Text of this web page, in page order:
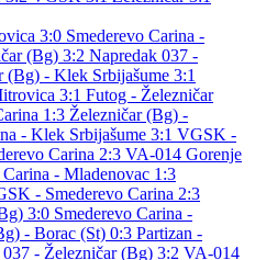
3:0 Smederevo Carina -
(Bg) 3:2 Napredak 037 -
(Bg) - Klek Srbijašume 3:1
3:1 Futog - Železničar
1:3 Železničar (Bg) -
- Klek Srbijašume 3:1 VGSK -
Carina 2:3 VA-014 Gorenje
Carina - Mladenovac 1:3
- Smederevo Carina 2:3
3:0 Smederevo Carina -
- Borac (St) 0:3 Partizan -
- Železničar (Bg) 3:2 VA-014